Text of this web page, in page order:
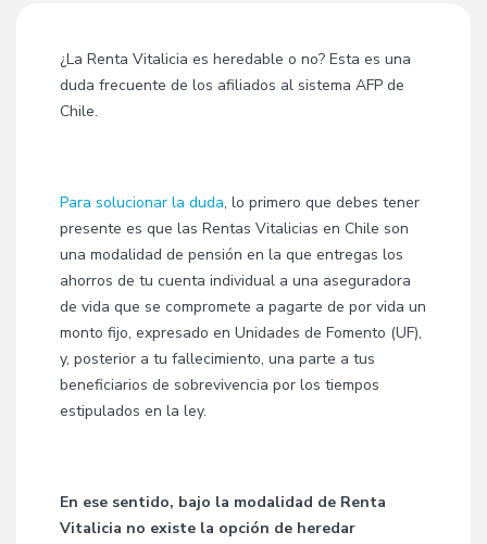
¿La Renta Vitalicia es heredable o no? Esta es una
duda frecuente de los afiliados al sistema AFP de
Chile.
Para solucionar la duda, lo primero que debes tener
presente es que las Rentas Vitalicias en Chile son
una modalidad de pensión en la que entregas los
ahorros de tu cuenta individual a una aseguradora
de vida que se compromete a pagarte de por vida un
monto fijo, expresado en Unidades de Fomento (UF),
y, posterior a tu fallecimiento, una parte a tus
beneficiarios de sobrevivencia por los tiempos
estipulados en la ley.
En ese sentido, bajo la modalidad de Renta
Vitalicia no existe la opción de heredar